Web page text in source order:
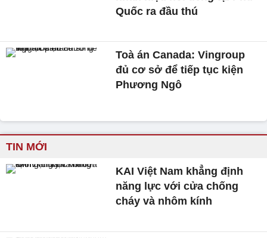
Quốc ra đầu thú
Toà án Canada: Vingroup
đủ cơ sở để tiếp tục kiện
Phương Ngô
TIN MỚI
KAI Việt Nam khẳng định
năng lực với cửa chống
cháy và nhôm kính